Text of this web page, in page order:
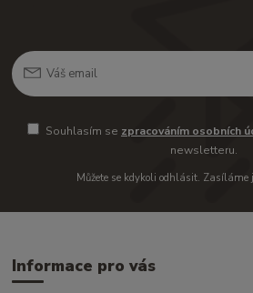
Souhlasím se zpracováním osobních
newsletteru.
Můžete se kdykoli odhlásit. Zasíláme
Informace pro vás